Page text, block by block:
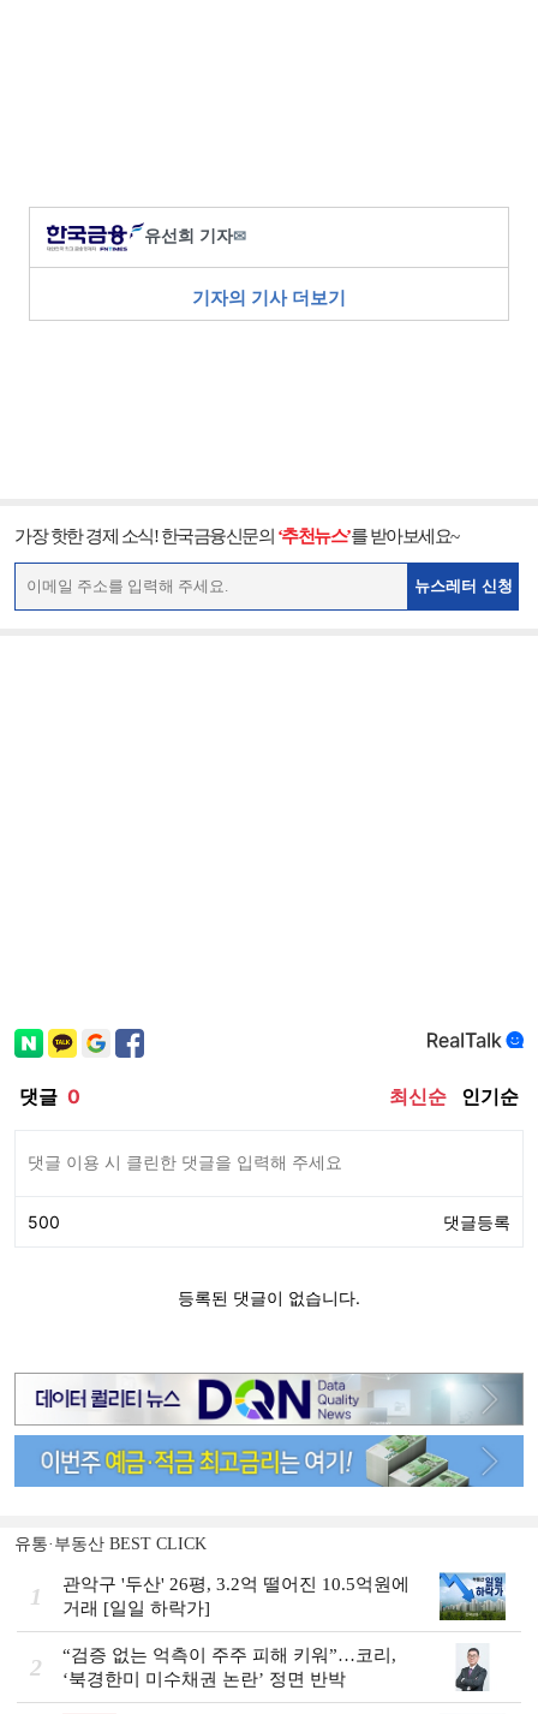
유선희 기자✉
기자의 기사 더보기
가장 핫한 경제 소식! 한국금융신문의 ‘추천뉴스’를 받아보세요~
뉴스레터 신청
유통·부동산 BEST CLICK
1
관악구 '두산' 26평, 3.2억 떨어진 10.5억원에
거래 [일일 하락가]
2
“검증 없는 억측이 주주 피해 키워”…코리,
‘북경한미 미수채권 논란’ 정면 반박